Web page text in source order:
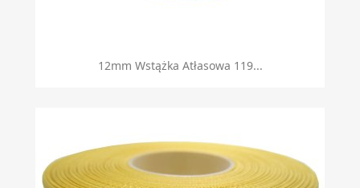
12mm Wstążka Atłasowa 119...